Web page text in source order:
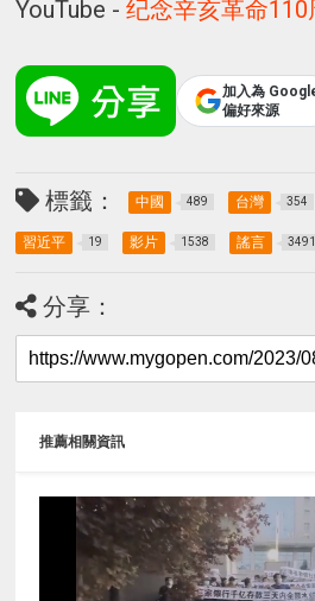
YouTube -纪念辛亥革命110
加入為
偏好來源
標籤： 中國 489 台灣 354
習近平 19 影片 1538 謠言 3491
分享：
推薦相關資訊